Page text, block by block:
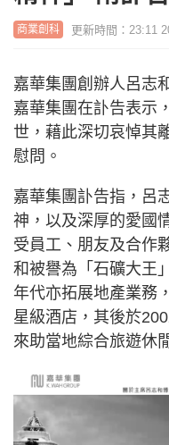
商業創科 更新時間：23:11
嘉華集團創辦人呂志
嘉華集團在訃告表示
世，藉此深切哀悼其
慰問。
嘉華集團訃告指，呂
神，以及深厚的愛國
受員工、朋友及合作
和被譽為「石礦大王
年代亦拓展地產業務
星級酒店，其後於
來助當地綜合旅遊休